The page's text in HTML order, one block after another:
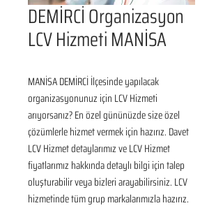
DEMİRCİ Organizasyon
LCV Hizmeti MANİSA
MANİSA DEMİRCİ İlçesinde yapılacak
organizasyonunuz için LCV Hizmeti
arıyorsanız? En özel gününüzde size özel
çözümlerle hizmet vermek için hazırız. Davet
LCV Hizmet detaylarımız ve LCV Hizmet
fiyatlarımız hakkında detaylı bilgi için talep
oluşturabilir veya bizleri arayabilirsiniz. LCV
hizmetinde tüm grup markalarımızla hazırız.